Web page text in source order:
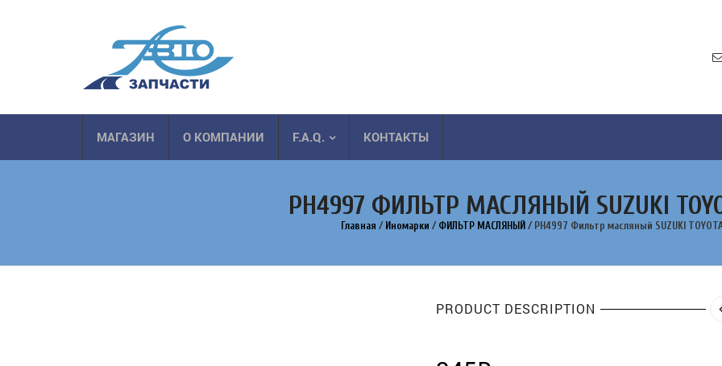
МАГАЗИН О КОМПАНИИ F.A.Q. КОНТАКТЫ
PH4997 ФИЛЬТР МАСЛЯНЫЙ SUZUKI
Главная / Иномарки / ФИЛЬТР МАСЛЯНЫЙ / PH4997 Фильтр масляный SUZUKI
PRODUCT DESCRIPTION